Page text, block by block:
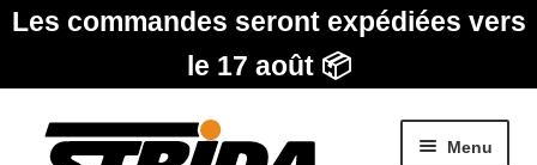
Les commandes seront expédiées vers
le 17 août 📦
Aller
Aller
Menu